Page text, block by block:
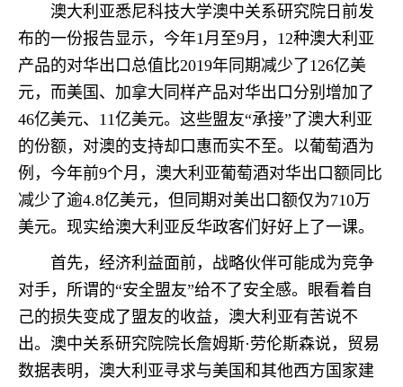
澳大利亚悉尼科技大学澳中关系研究院日前发
布的一份报告显示，今年1月至9月，12种澳大利亚
产品的对华出口总值比2019年同期减少了126亿美
元，而美国、加拿大同样产品对华出口分别增加了
46亿美元、11亿美元。这些盟友“承接”了澳大利亚
的份额，对澳的支持却口惠而实不至。以葡萄酒为
例，今年前9个月，澳大利亚葡萄酒对华出口额同比
减少了逾4.8亿美元，但同期对美出口额仅为710万
美元。现实给澳大利亚反华政客们好好上了一课。
首先，经济利益面前，战略伙伴可能成为竞争
对手，所谓的“安全盟友”给不了安全感。眼看着自
己的损失变成了盟友的收益，澳大利亚有苦说不
出。澳中关系研究院院长詹姆斯·劳伦斯森说，贸易
数据表明，澳大利亚寻求与美国和其他西方国家建